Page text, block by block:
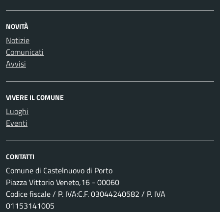
NOVITÀ
Notizie
Comunicati
Avvisi
VIVERE IL COMUNE
Luoghi
Eventi
CONTATTI
Comune di Castelnuovo di Porto
Piazza Vittorio Veneto,16 - 00060
Codice fiscale / P. IVA:C.F. 03044240582 / P. IVA
01153141005